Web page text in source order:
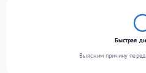
Быстрая
Выясним причину